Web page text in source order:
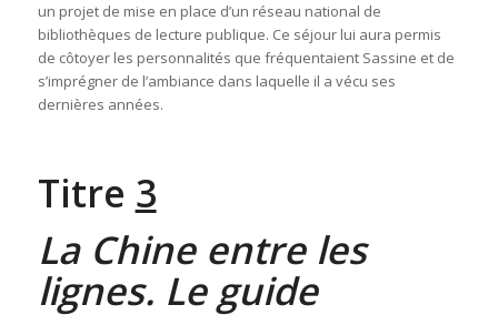
un projet de mise en place d’un réseau national de
bibliothèques de lecture publique. Ce séjour lui aura permis
de côtoyer les personnalités que fréquentaient Sassine et de
s’imprégner de l’ambiance dans laquelle il a vécu ses
dernières années.
Titre 3
La Chine entre les
lignes. Le guide